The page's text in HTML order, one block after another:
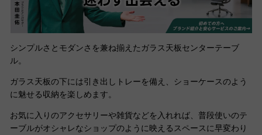
シンプルさとモダンさを兼ね揃えたガラス天板センターテーブ
ル。
ガラス天板の下には引き出しトレーを備え、ショーケースのよう
に魅せる収納を楽しめます。
お気に入りのアクセサリーや雑貨などを入れれば、普段使いのテ
ーブルがオシャレなショップのように映えるスペースに早変わり